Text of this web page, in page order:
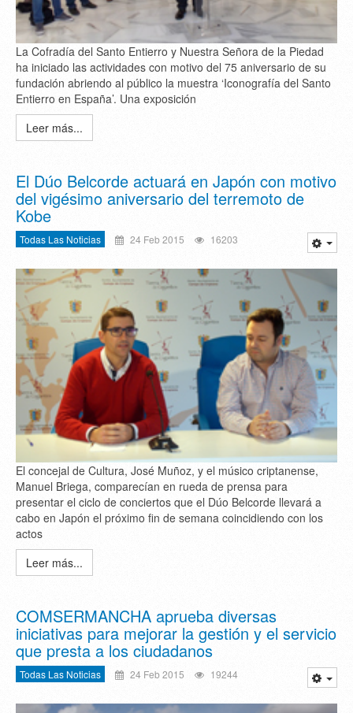
La Cofradía del Santo Entierro y Nuestra Señora de la Piedad
ha iniciado las actividades con motivo del 75 aniversario de su
fundación abriendo al público la muestra ‘Iconografía del Santo
Entierro en España’. Una exposición
Leer más...
El Dúo Belcorde actuará en Japón con motivo
del vigésimo aniversario del terremoto de
Kobe
Todas Las Noticias 24 Feb 2015 16203
El concejal de Cultura, José Muñoz, y el músico criptanense,
Manuel Briega, comparecían en rueda de prensa para
presentar el ciclo de conciertos que el Dúo Belcorde llevará a
cabo en Japón el próximo fin de semana coincidiendo con los
actos
Leer más...
COMSERMANCHA aprueba diversas
iniciativas para mejorar la gestión y el servicio
que presta a los ciudadanos
Todas Las Noticias 24 Feb 2015 19244